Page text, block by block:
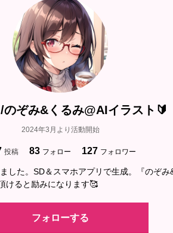
/のぞみ&くるみ@AIイラスト🔰
2024年3月より活動開始
投稿 83 フォロー 127 フォロワー
した。SD＆スマホアプリで生成。『のぞみ
けると励みになります🥰
フォローする